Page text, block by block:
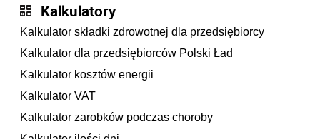
Kalkulatory
Kalkulator składki zdrowotnej dla przedsiębiorcy
Kalkulator dla przedsiębiorców Polski Ład
Kalkulator kosztów energii
Kalkulator VAT
Kalkulator zarobków podczas choroby